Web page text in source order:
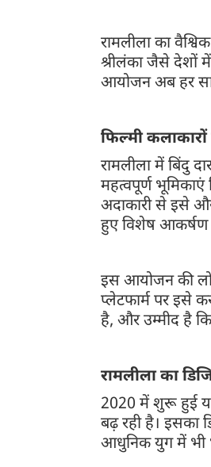
रामलीला का
श्रीलंका जैसे देशों
आयोजन अब हर
फिल्मी
रामलीला में बिंदु
महत्वपूर्ण
अदाकारी से इसे
हुए विशेष आकर्षण
इस आयोजन की
प्लेटफार्म पर इसे
है, और उम्मीद है
रामलीला का
2020 में शुरू हुई
बढ़ रही है। इसका
आधुनिक युग में भी